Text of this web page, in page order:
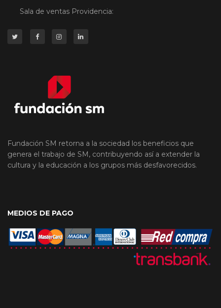
Sala de ventas Providencia:
Fundación SM retorna a la sociedad los beneficios que
genera el trabajo de SM, contribuyendo así a extender la
cultura y la educación a los grupos más desfavorecidos.
MEDIOS DE PAGO